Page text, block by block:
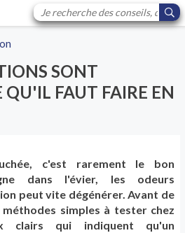
SONT
QU'IL FAUT FAIRE EN
c'est rarement le bon
dans l'évier, les odeurs
peut vite dégénérer. Avant de
simples à tester chez
clairs qui indiquent qu'un